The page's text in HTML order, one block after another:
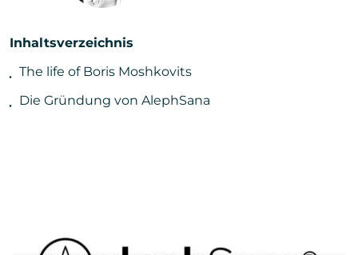
Inhaltsverzeichnis
The life of Boris Moshkovits
Die Gründung von AlephSana